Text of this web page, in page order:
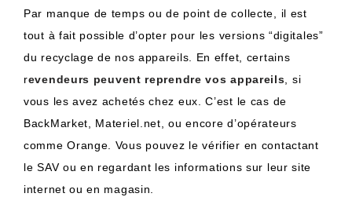
Par manque de temps ou de point de collecte, il est
tout à fait possible d’opter pour les versions “digitales”
du recyclage de nos appareils. En effet, certains
revendeurs peuvent reprendre vos appareils, si
vous les avez achetés chez eux. C’est le cas de
BackMarket, Materiel.net, ou encore d’opérateurs
comme Orange. Vous pouvez le vérifier en contactant
le SAV ou en regardant les informations sur leur site
internet ou en magasin.